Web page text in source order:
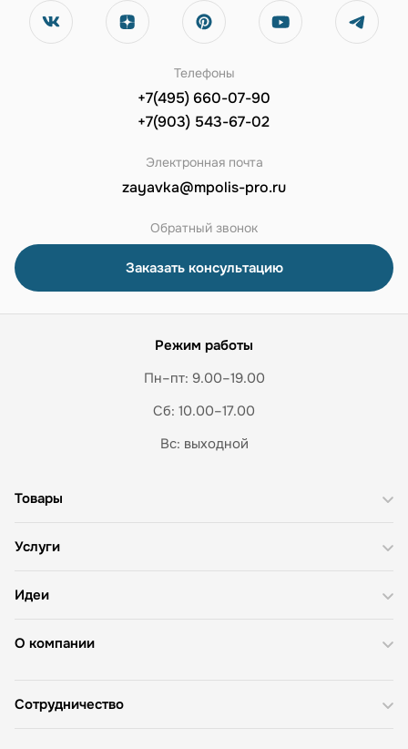
Телефоны
+7(495) 660-07-90
+7(903) 543-67-02
Электронная почта
zayavka@mpolis-pro.ru
Обратный звонок
Заказать консультацию
Режим работы
Пн–пт: 9.00–19.00
Сб: 10.00–17.00
Вс: выходной
О компании
Товары
Услуги
Идеи
Сотрудничество